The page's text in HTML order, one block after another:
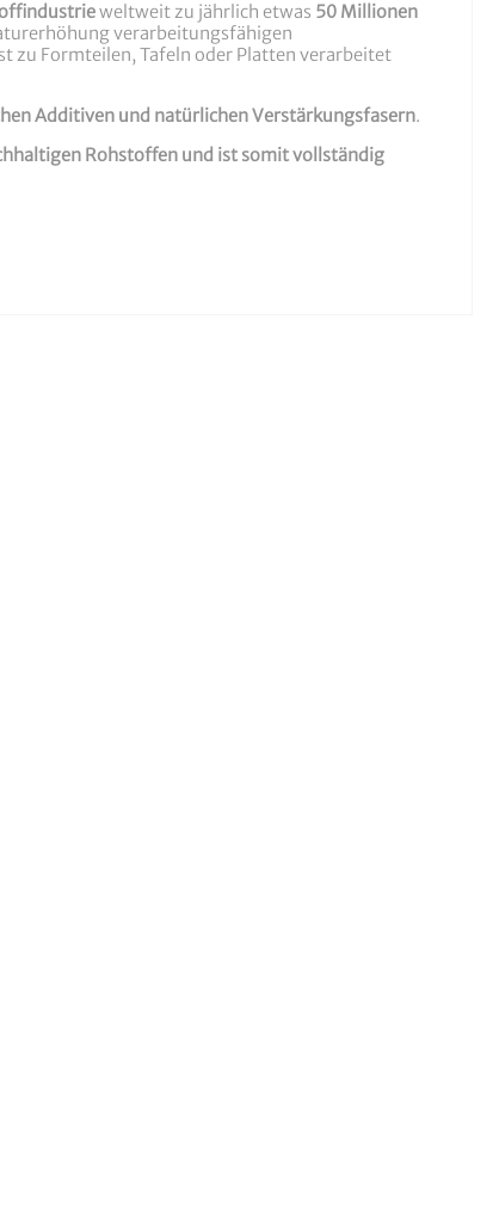
weltweit zu jährlich etwas 50 Millionen
verarbeitungsfähigen
zu Formteilen, Tafeln oder Platten verarbeitet
Additiven und natürlichen Verstärkungsfasern.
Rohstoffen und ist somit vollständig